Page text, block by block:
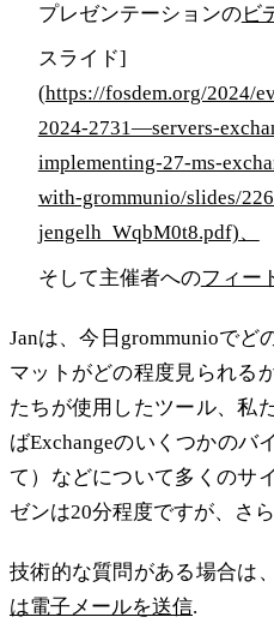
プレゼンテーションのビ
スライド]
(https://fosdem.org/2024/
2024-2731—servers-
implementing-27-ms-
with-grommunio/slides/
jengelh_WqbM0t8.pdf)、
そして主催者へのフィー
Janは、今日grommunioでど
マットがどの程度見られる
たちが使用したツール、私
ばExchangeのいくつかのバ
て）などについて多くのサ
ゼンは20分程度ですが、さ
技術的な質問がある場合は
は電子メールを送信.